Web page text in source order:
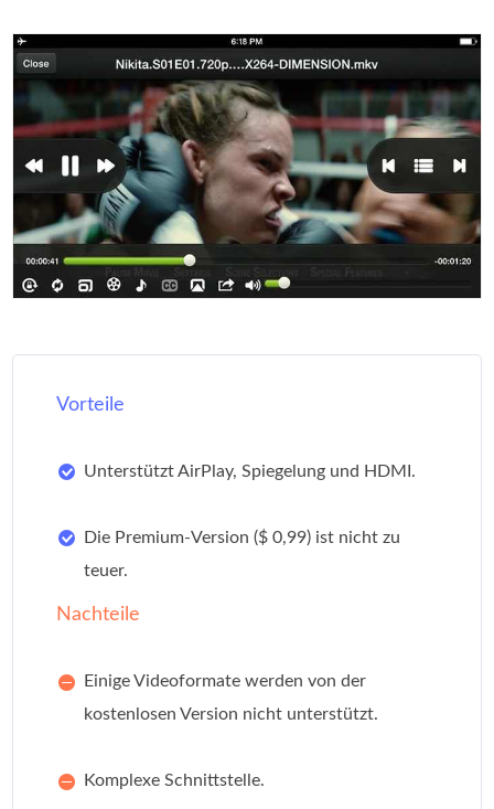
Vorteile
Unterstützt AirPlay, Spiegelung und HDMI.
Die Premium-Version ($ 0,99) ist nicht zu
teuer.
Nachteile
Einige Videoformate werden von der
kostenlosen Version nicht unterstützt.
Komplexe Schnittstelle.